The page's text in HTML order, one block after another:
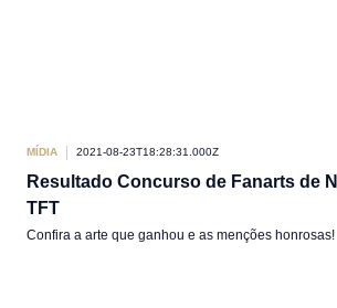
MÍDIA 2021-08-23T18:28:31.000Z
Resultado Concurso de Fanarts de
TFT
Confira a arte que ganhou e as menções honrosas!